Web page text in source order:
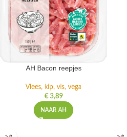
AH Bacon reepjes
Vlees, kip, vis, vega
€3,89
NAAR AH